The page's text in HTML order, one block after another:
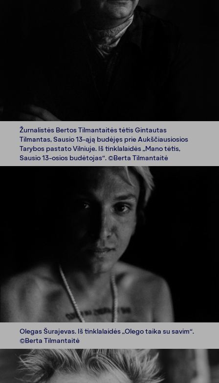
Žurnalistės Bertos Tilmantaitės tėtis Gintautas
Tilmantas, Sausio 13-ąją budėjęs prie Aukščiausiosios
Tarybos pastato Vilniuje. Iš tinklalaidės „Mano tėtis,
Sausio 13-osios budėtojas“. ©Berta Tilmantaitė
Olegas Šurajevas. Iš tinklalaidės „Olego taika su savim“.
©Berta Tilmantaitė